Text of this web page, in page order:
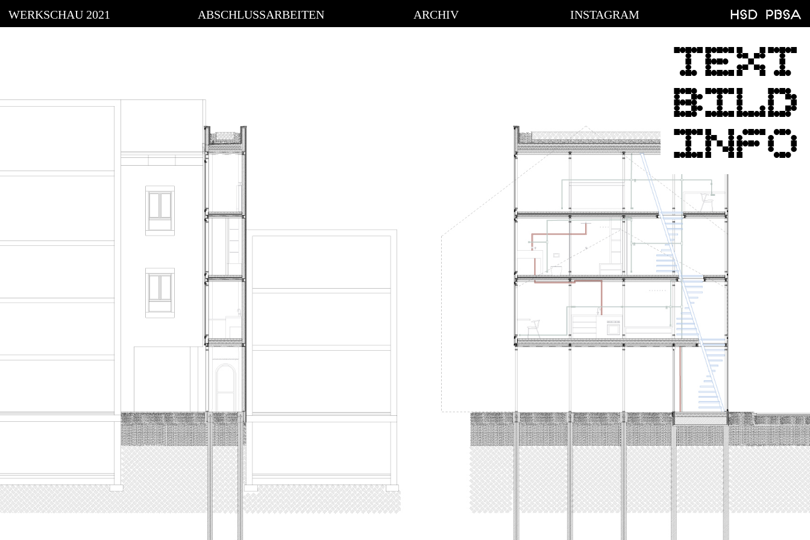
WERKSCHAU 2021 ABSCHLUSSARBEITEN ARCHIV INSTAGRAM
TEXT
BILD
INFO